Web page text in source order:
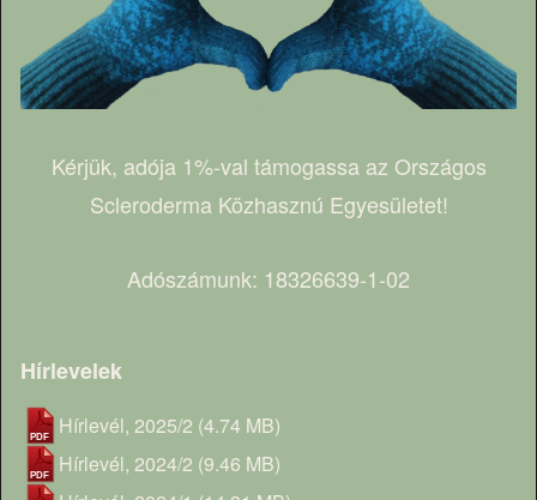
Kérjük, adója 1%-val támogassa az Országos
Scleroderma Közhasznú Egyesületet!
Adószámunk: 18326639-1-02
Hírlevelek
Hírlevél, 2025/2 (4.74 MB)
Hírlevél, 2024/2 (9.46 MB)